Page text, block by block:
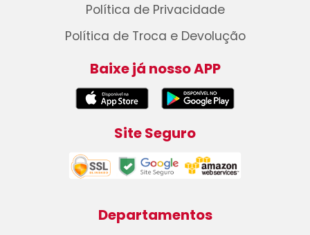
Política de Privacidade
Política de Troca e Devolução
Baixe já nosso APP
Site Seguro
Departamentos